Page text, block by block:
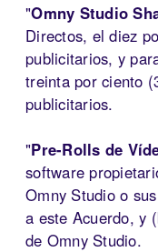
"Omny Studio
Directos, el diez
publicitarios, y
treinta por ciento
publicitarios.
"Pre-Rolls de
software
Omny Studio o
a este Acuerdo, y
de Omny Studio.